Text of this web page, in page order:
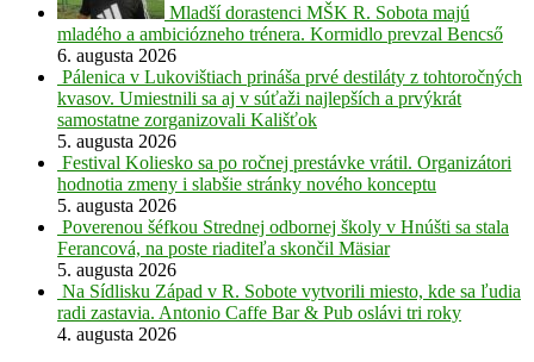
Mladší dorastenci MŠK R. Sobota majú
mladého a ambiciózneho trénera. Kormidlo prevzal Bencső
6. augusta 2026
Pálenica v Lukovištiach prináša prvé destiláty z tohtoročných
kvasov. Umiestnili sa aj v súťaži najlepších a prvýkrát
samostatne zorganizovali Kališťok
5. augusta 2026
Festival Koliesko sa po ročnej prestávke vrátil. Organizátori
hodnotia zmeny i slabšie stránky nového konceptu
5. augusta 2026
Poverenou šéfkou Strednej odbornej školy v Hnúšti sa stala
Ferancová, na poste riaditeľa skončil Mäsiar
5. augusta 2026
Na Sídlisku Západ v R. Sobote vytvorili miesto, kde sa ľudia
radi zastavia. Antonio Caffe Bar & Pub oslávi tri roky
4. augusta 2026